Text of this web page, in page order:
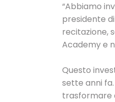
“Abbiamo
presidente
recitazione,
Academy e
Questo
sette anni
trasformare